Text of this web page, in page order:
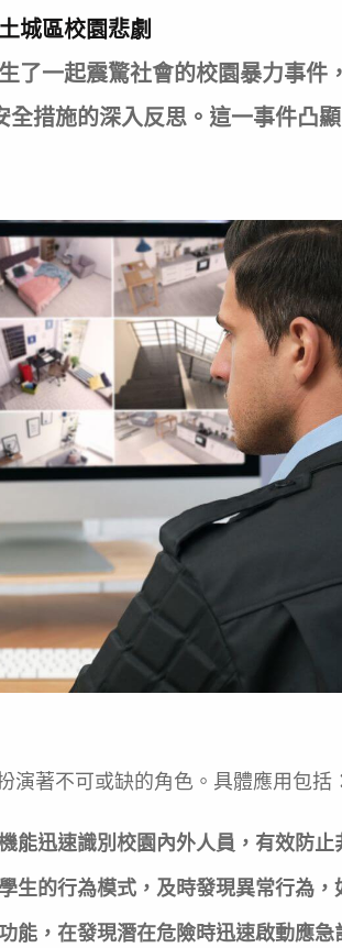
城區校園悲劇
了一起震驚社會的校園暴力事件
措施的深入反思。這一事件凸
著不可或缺的角色。具體應用包括
能迅速識別校園內外人員，有效防止
生的行為模式，及時發現異常行為，
能，在發現潛在危險時迅速啟動應急